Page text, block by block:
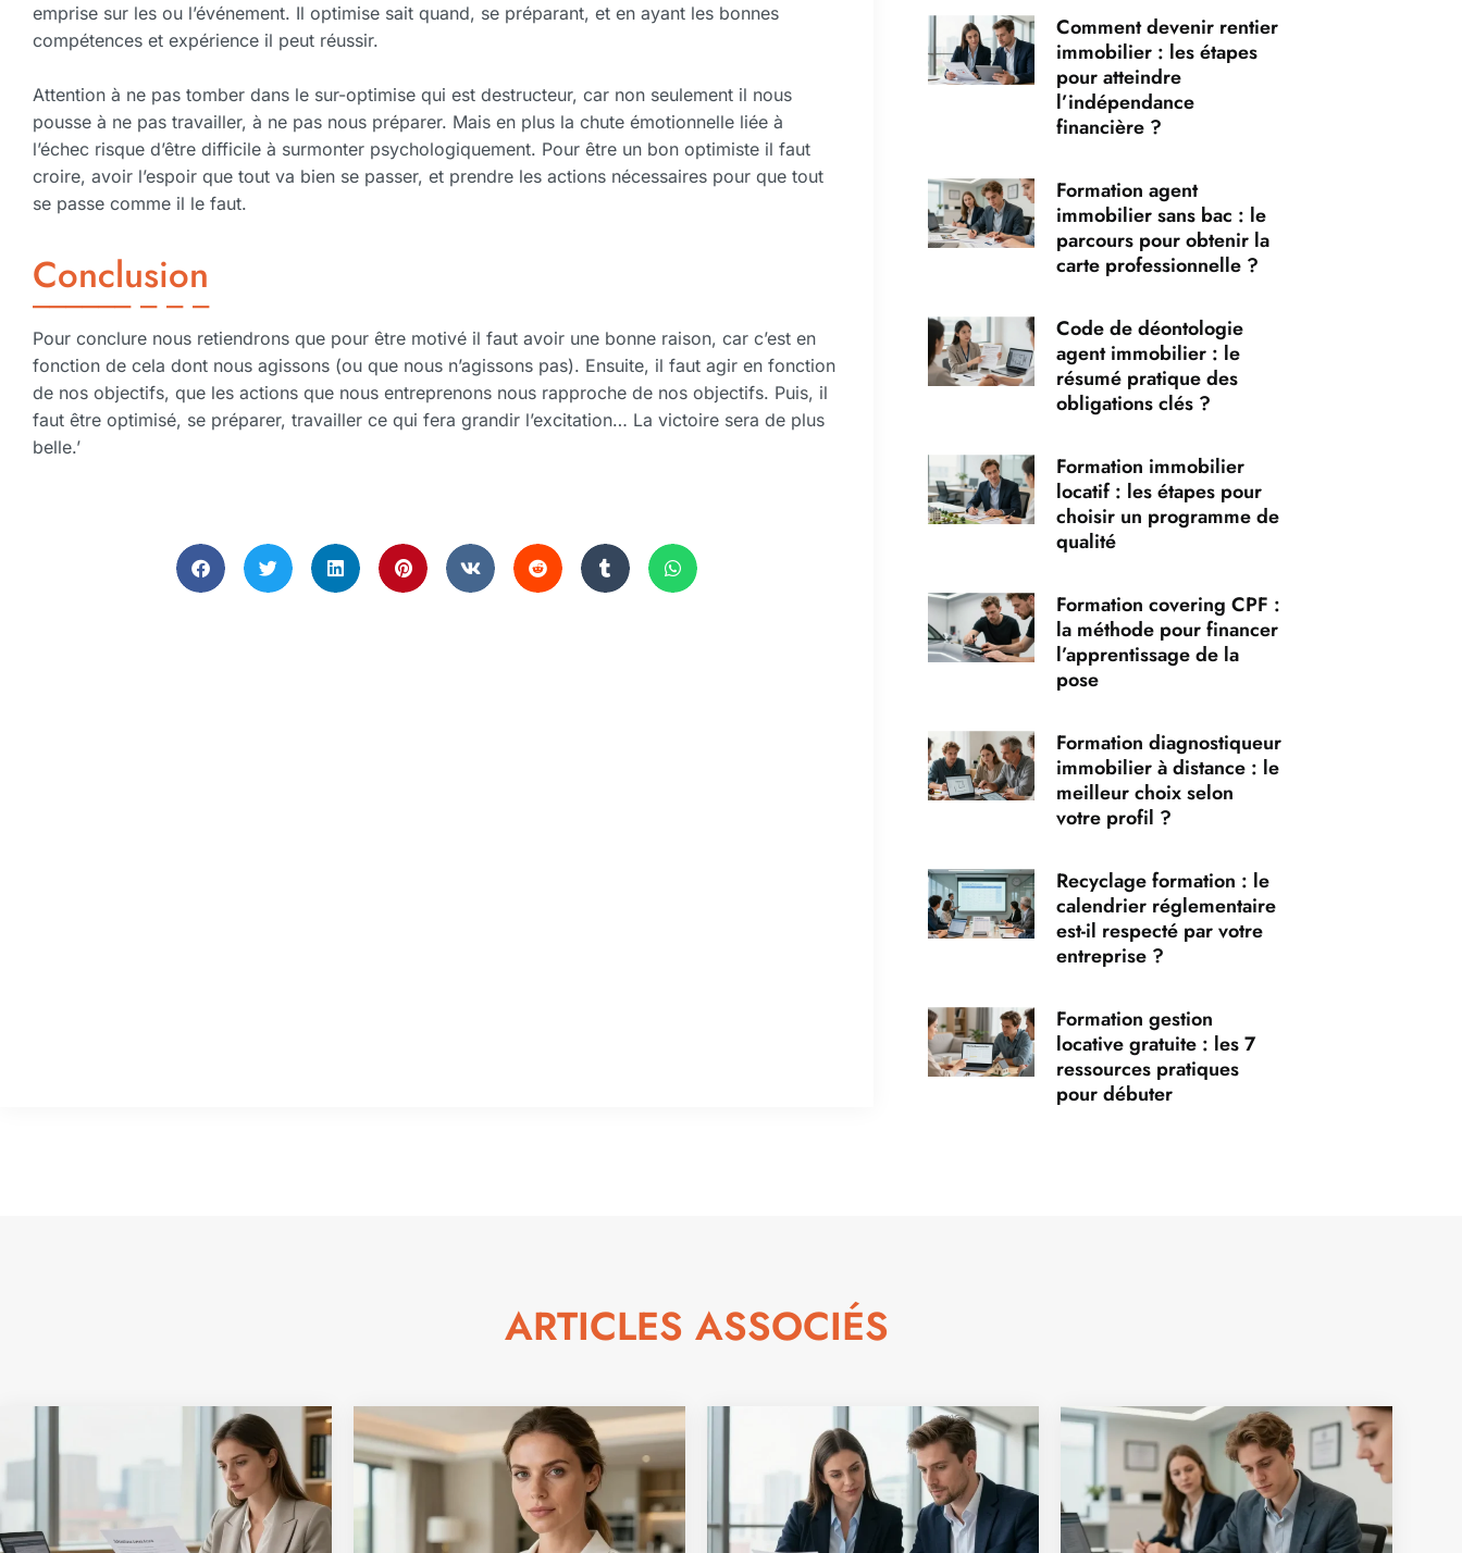
emprise sur les ou l’événement. Il optimise sait quand, se préparant, et en ayant les bonnes
compétences et expérience il peut réussir.
Attention à ne pas tomber dans le sur-optimise qui est destructeur, car non seulement il nous
pousse à ne pas travailler, à ne pas nous préparer. Mais en plus la chute émotionnelle liée à
l’échec risque d’être difficile à surmonter psychologiquement. Pour être un bon optimiste il faut
croire, avoir l’espoir que tout va bien se passer, et prendre les actions nécessaires pour que tout
se passe comme il le faut.
Conclusion
Pour conclure nous retiendrons que pour être motivé il faut avoir une bonne raison, car c’est en
fonction de cela dont nous agissons (ou que nous n’agissons pas). Ensuite, il faut agir en fonction
de nos objectifs, que les actions que nous entreprenons nous rapproche de nos objectifs. Puis, il
faut être optimisé, se préparer, travailler ce qui fera grandir l’excitation… La victoire sera de plus
belle.’
Comment devenir rentier
immobilier : les étapes
pour atteindre
l’indépendance
financière ?
Formation agent
immobilier sans bac : le
parcours pour obtenir la
carte professionnelle ?
Code de déontologie
agent immobilier : le
résumé pratique des
obligations clés ?
Formation immobilier
locatif : les étapes pour
choisir un programme de
qualité
Formation covering CPF :
la méthode pour financer
l’apprentissage de la
pose
Formation diagnostiqueur
immobilier à distance : le
meilleur choix selon
votre profil ?
Recyclage formation : le
calendrier réglementaire
est-il respecté par votre
entreprise ?
Formation gestion
locative gratuite : les 7
ressources pratiques
pour débuter
ARTICLES ASSOCIÉS